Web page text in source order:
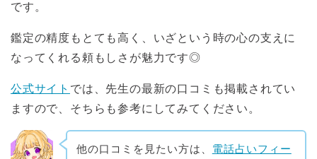
です。
鑑定の精度もとても高く、いざという時の心の支えに
なってくれる頼もしさが魅力です◎
公式サイト では、先生の最新の口コミも掲載されてい
ますので、そちらも参考にしてみてください。
他の口コミを見たい方は、 電話占いフィー